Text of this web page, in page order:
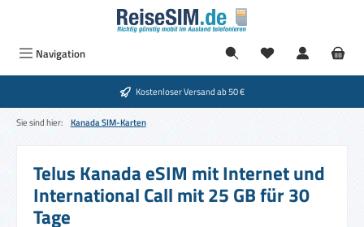
Zum Hauptinhalt springen
Navigation
Kostenloser Versand ab 50 €
Sie sind hier: Kanada SIM-Karten
Telus Kanada eSIM mit Internet und
International Call mit 25 GB für 30
Tage